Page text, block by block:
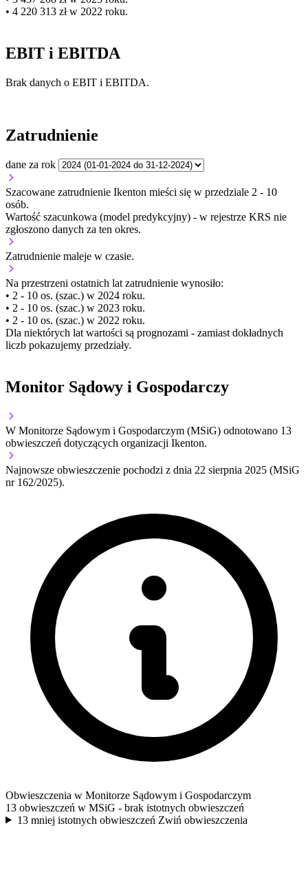
• 4 220 313 zł w 2022 roku.
EBIT i EBITDA
Brak danych o EBIT i EBITDA.
Zatrudnienie
dane za rok
Szacowane zatrudnienie Ikenton mieści się w przedziale 2 - 10
osób.
Wartość szacunkowa (model predykcyjny) - w rejestrze KRS nie
zgłoszono danych za ten okres.
Zatrudnienie maleje w czasie.
Na przestrzeni ostatnich lat zatrudnienie wynosiło:
• 2 - 10 os. (szac.) w 2024 roku.
• 2 - 10 os. (szac.) w 2023 roku.
• 2 - 10 os. (szac.) w 2022 roku.
Dla niektórych lat wartości są prognozami - zamiast dokładnych
liczb pokazujemy przedziały.
Monitor Sądowy i Gospodarczy
W Monitorze Sądowym i Gospodarczym (MSiG) odnotowano 13
obwieszczeń dotyczących organizacji Ikenton.
Najnowsze obwieszczenie pochodzi z dnia 22 sierpnia 2025 (MSiG
nr 162/2025).
Obwieszczenia w Monitorze Sądowym i Gospodarczym
13 obwieszczeń w MSiG - brak istotnych obwieszczeń
13 mniej istotnych obwieszczeń Zwiń obwieszczenia